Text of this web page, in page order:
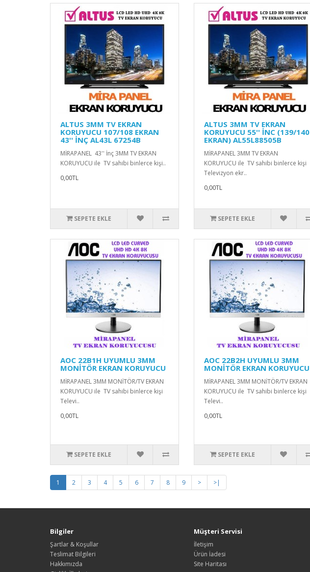
ALTUS 3MM TV EKRAN
KORUYUCU 107/108 EKRAN
43'' İNÇ AL43L 67254B
MİRAPANEL 43'' İnç 3MM TV EKRAN
KORUYUCU ile TV sahibi binlerce kişi..
0,00TL
SEPETE EKLE
ALTUS 3MM TV EKRAN
KORUYUCU 55'' İNC (139/140
EKRAN) AL55L88505B
MİRAPANEL 3MM TV EKRAN
KORUYUCU ile TV sahibi binlerce kişi
Televizyon ekr..
0,00TL
SEPETE EKLE
AOC 22B1H UYUMLU 3MM
MONİTÖR EKRAN KORUYUCU
MİRAPANEL 3MM MONİTÖR/TV EKRAN
KORUYUCU ile TV sahibi binlerce kişi
Televi..
0,00TL
SEPETE EKLE
AOC 22B2H UYUMLU 3MM
MONİTÖR EKRAN KORUYUCU
MİRAPANEL 3MM MONİTÖR/TV EKRAN
KORUYUCU ile TV sahibi binlerce kişi
Televi..
0,00TL
SEPETE EKLE
1 2 3 4 5 6 7 8 9 > >|
Bilgiler
Şartlar & Koşullar
Teslimat Bilgileri
Hakkımızda
Müşteri Servisi
İletişim
Ürün İadesi
Site Haritası